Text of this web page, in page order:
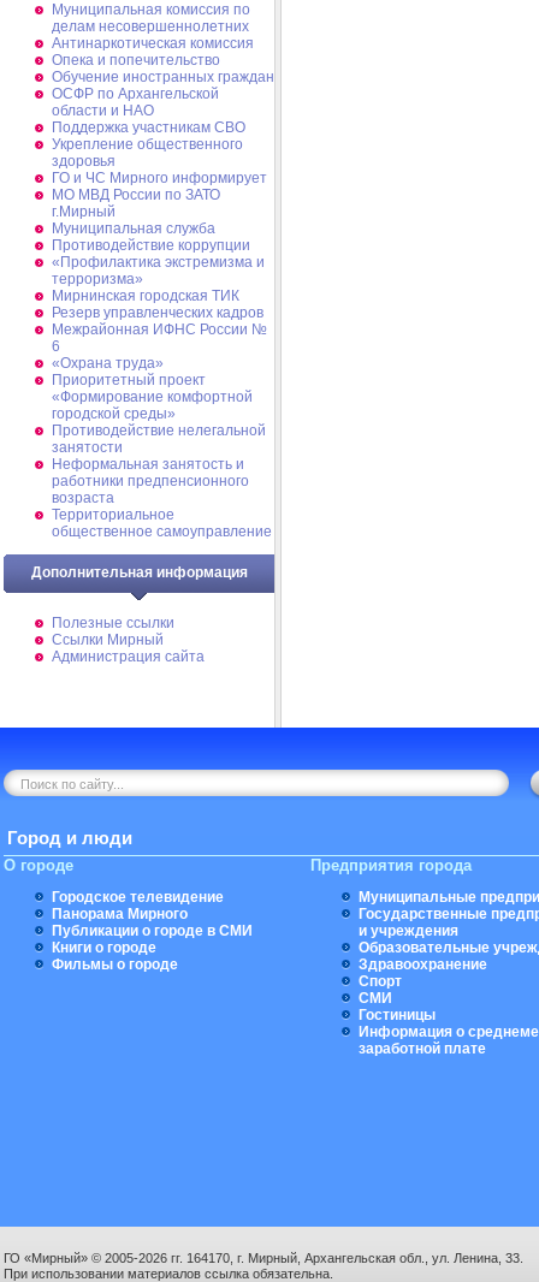
Муниципальная комиссия по
делам несовершеннолетних
Антинаркотическая комиссия
Опека и попечительство
Обучение иностранных граждан
ОСФР по Архангельской
области и НАО
Поддержка участникам СВО
Укрепление общественного
здоровья
ГО и ЧС Мирного информирует
МО МВД России по ЗАТО
г.Мирный
Муниципальная cлужба
Противодействие коррупции
«Профилактика экстремизма и
терроризма»
Мирнинская городская ТИК
Резерв управленческих кадров
Межрайонная ИФНС России №
6
«Охрана труда»
Приоритетный проект
«Формирование комфортной
городской среды»
Противодействие нелегальной
занятости
Неформальная занятость и
работники предпенсионного
возраста
Территориальное
общественное самоуправление
Дополнительная информация
Полезные ссылки
Ссылки Мирный
Администрация сайта
Город и люди
О городе
Городское телевидение
Панорама Мирного
Публикации о городе в СМИ
Книги о городе
Фильмы о городе
Предприятия города
Муниципальные
Государственные
и учреждения
Образовательные
Здравоохранение
Спорт
СМИ
Гостиницы
Информация о
заработной плате
ГО «Мирный» © 2005-2026 гг. 164170, г. Мирный, Архангельская обл., ул. Ленина, 33.
При использовании материалов ссылка обязательна.